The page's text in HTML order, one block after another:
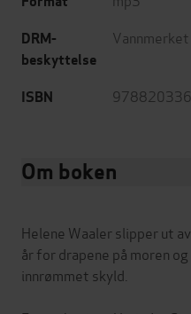
DRM-
beskyttelse
Vannmerket
ISBN
Om boken
Helene Waaler slipper ut
år for drapene på moren
innrømmet skyld.